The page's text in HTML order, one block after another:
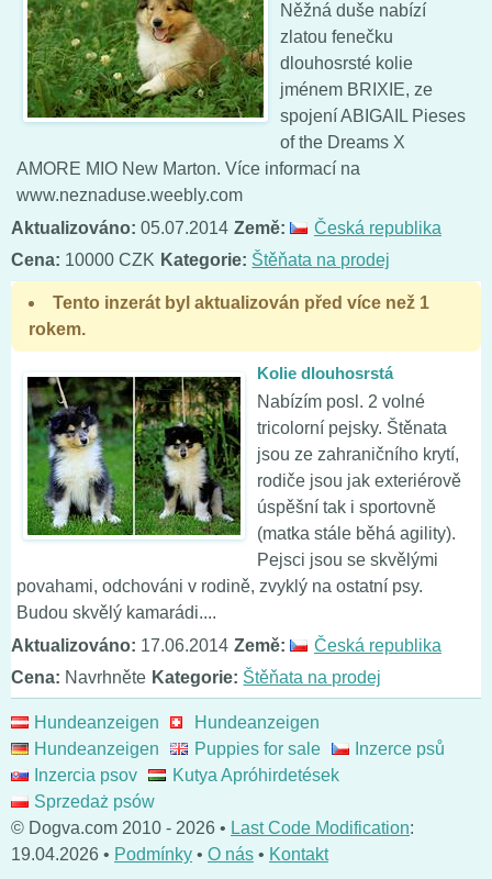
Něžná duše nabízí
zlatou fenečku
dlouhosrsté kolie
jménem BRIXIE, ze
spojení ABIGAIL Pieses
of the Dreams X
AMORE MIO New Marton. Více informací na
www.neznaduse.weebly.com
Aktualizováno: 05.07.2014 Země:
Česká republika
Cena: 10000 CZK Kategorie: Štěňata na prodej
Tento inzerát byl aktualizován před více než 1
rokem.
Kolie dlouhosrstá
Nabízím posl. 2 volné
tricolorní pejsky. Štěnata
jsou ze zahraničního krytí,
rodiče jsou jak exteriérově
úspěšní tak i sportovně
(matka stále běhá agility).
Pejsci jsou se skvělými
povahami, odchováni v rodině, zvyklý na ostatní psy.
Budou skvělý kamarádi....
Aktualizováno: 17.06.2014 Země:
Česká republika
Cena: Navrhněte Kategorie: Štěňata na prodej
Hundeanzeigen
Hundeanzeigen
Hundeanzeigen
Puppies for sale
Inzerce psů
Inzercia psov
Kutya Apróhirdetések
Sprzedaż psów
© Dogva.com 2010 - 2026 • Last Code Modification:
19.04.2026 • Podmínky • O nás • Kontakt